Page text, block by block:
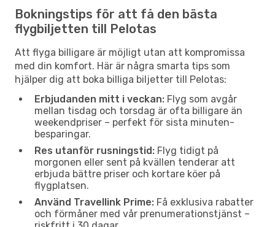
Bokningstips för att få den bästa
flygbiljetten till Pelotas
Att flyga billigare är möjligt utan att kompromissa
med din komfort. Här är några smarta tips som
hjälper dig att boka billiga biljetter till Pelotas:
Erbjudanden mitt i veckan: Flyg som avgår
mellan tisdag och torsdag är ofta billigare än
weekendpriser – perfekt för sista minuten-
besparingar.
Res utanför rusningstid: Flyg tidigt på
morgonen eller sent på kvällen tenderar att
erbjuda bättre priser och kortare köer på
flygplatsen.
Använd Travellink Prime: Få exklusiva rabatter
och förmåner med vår prenumerationstjänst –